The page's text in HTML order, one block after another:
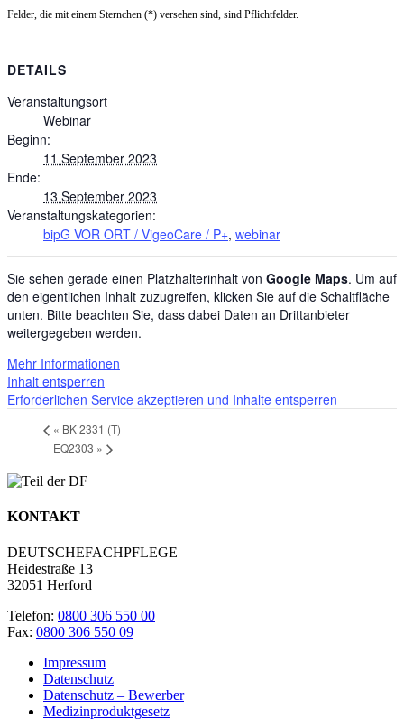
Felder, die mit einem Sternchen (*) versehen sind, sind Pflichtfelder.
DETAILS
Veranstaltungsort
Webinar
Beginn:
11 September 2023
Ende:
13 September 2023
Veranstaltungskategorien:
bipG VOR ORT / VigeoCare / P+, webinar
Sie sehen gerade einen Platzhalterinhalt von Google Maps. Um auf
den eigentlichen Inhalt zuzugreifen, klicken Sie auf die Schaltfläche
unten. Bitte beachten Sie, dass dabei Daten an Drittanbieter
weitergegeben werden.
Mehr Informationen
Inhalt entsperren
Erforderlichen Service akzeptieren und Inhalte entsperren
« BK 2331 (T)
EQ2303 »
KONTAKT
DEUTSCHEFACHPFLEGE
Heidestraße 13
32051 Herford
Telefon: 0800 306 550 00
Fax: 0800 306 550 09
Impressum
Datenschutz
Datenschutz – Bewerber
Medizinproduktgesetz